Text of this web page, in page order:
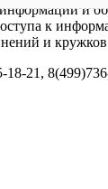
и
к
и
21,